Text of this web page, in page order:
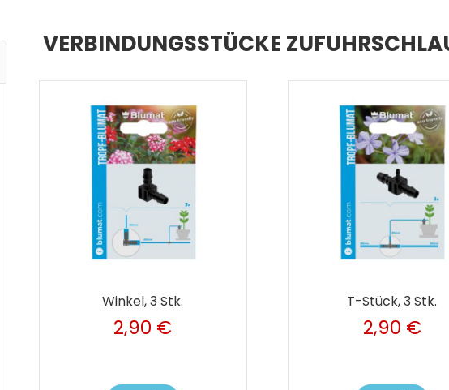
VERBINDUNGSSTÜCKE
Winkel, 3 Stk.
2,90 €
T-Stück, 3 Stk.
2,90 €